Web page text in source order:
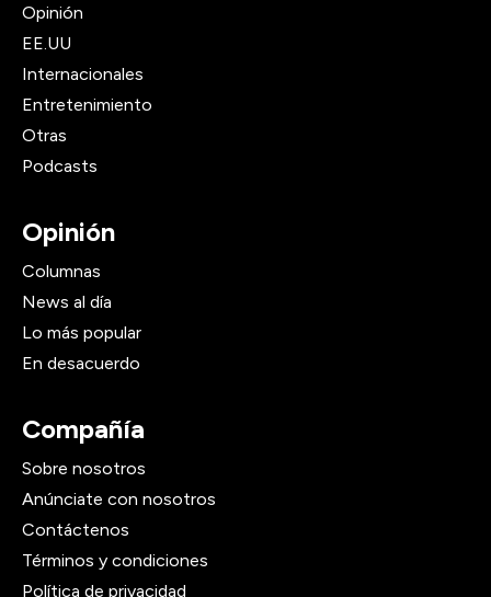
Opinión
EE.UU
Internacionales
Entretenimiento
Otras
Podcasts
Opinión
Columnas
News al día
Lo más popular
En desacuerdo
Compañía
Sobre nosotros
Anúnciate con nosotros
Contáctenos
Términos y condiciones
Política de privacidad